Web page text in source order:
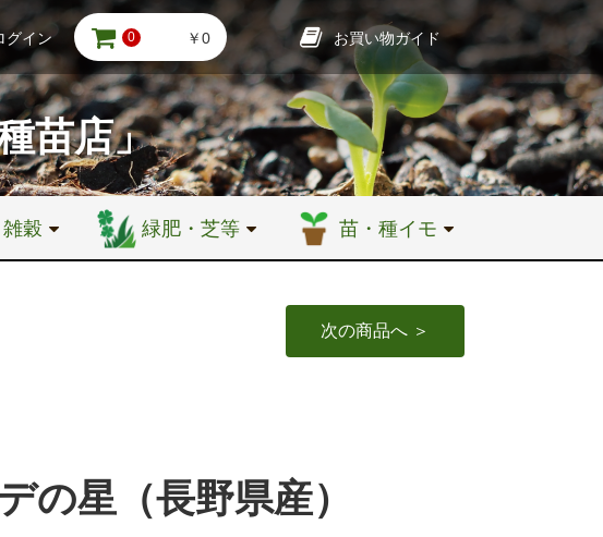
グイン 0 ￥0 お買い物ガイド
苗店」
穀 緑肥・芝等 苗・種イモ
次の商品へ ＞
星（長野県産）